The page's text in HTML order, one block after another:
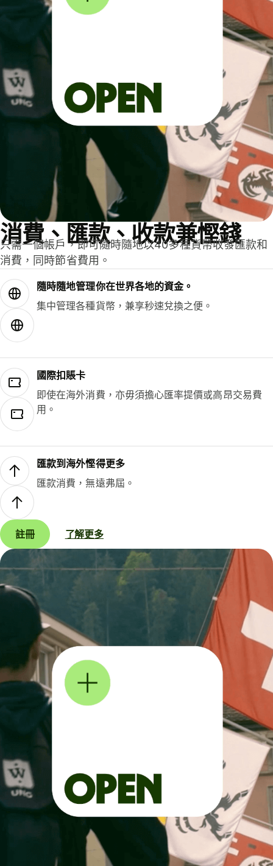
消費、匯款、收款兼慳錢
只需一個帳戶，即可隨時隨地以40多種貨幣收發匯款和
消費，同時節省費用。
隨時隨地管理你在世界各地的資金。
集中管理各種貨幣，兼享秒速兌換之便。
國際扣賬卡
即使在海外消費，亦毋須擔心匯率提價或高昂交易費
用。
匯款到海外慳得更多
匯款消費，無遠弗屆。
註冊 了解更多